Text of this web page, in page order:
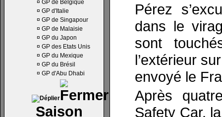
¤ GP de Belgique
¤ GP d'Italie
¤ GP de Singapour
¤ GP de Malaisie
¤ GP du Japon
¤ GP des Etats Unis
¤ GP du Mexique
¤ GP du Brésil
¤ GP d'Abu Dhabi
Saison
Pérez
dans le
sont
l’extérieur
envoyé le
Après
Safety Car,